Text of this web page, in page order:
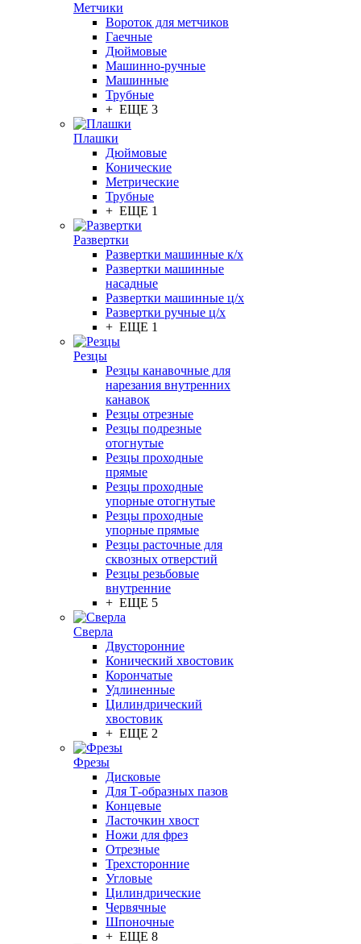
Метчики
Вороток для метчиков
Гаечные
Дюймовые
Машинно-ручные
Машинные
Трубные
+ ЕЩЕ 3
Плашки
Дюймовые
Конические
Метрические
Трубные
+ ЕЩЕ 1
Развертки
Развертки машинные к/х
Развертки машинные
насадные
Развертки машинные ц/х
Развертки ручные ц/х
+ ЕЩЕ 1
Резцы
Резцы канавочные для
нарезания внутренних
канавок
Резцы отрезные
Резцы подрезные
отогнутые
Резцы проходные
прямые
Резцы проходные
упорные отогнутые
Резцы проходные
упорные прямые
Резцы расточные для
сквозных отверстий
Резцы резьбовые
внутренние
+ ЕЩЕ 5
Сверла
Двусторонние
Конический хвостовик
Корончатые
Удлиненные
Цилиндрический
хвостовик
+ ЕЩЕ 2
Фрезы
Дисковые
Для Т-образных пазов
Концевые
Ласточкин хвост
Ножи для фрез
Отрезные
Трехсторонние
Угловые
Цилиндрические
Червячные
Шпоночные
+ ЕЩЕ 8